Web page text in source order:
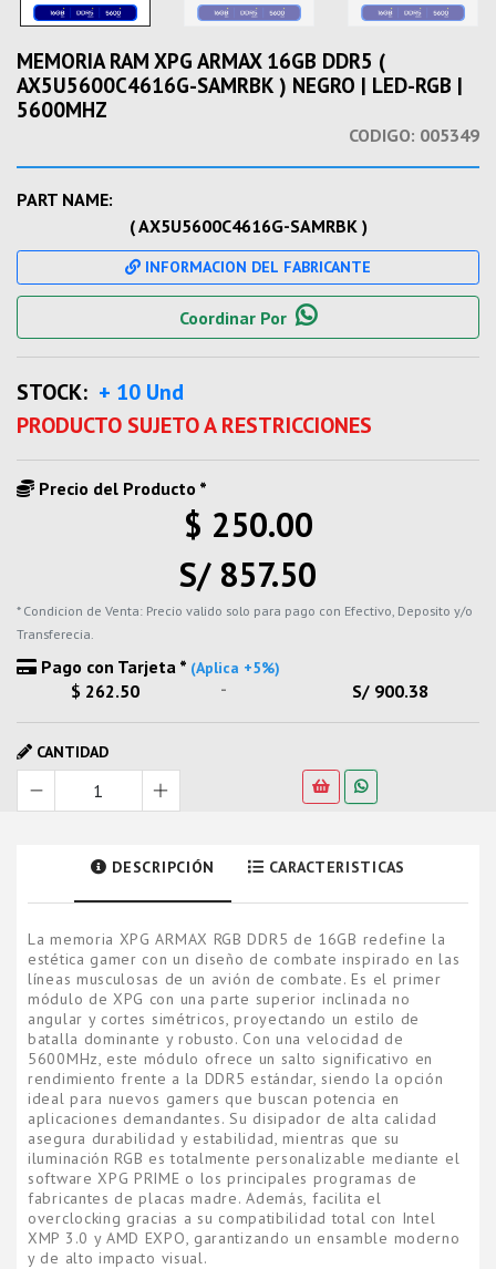
MEMORIA RAM XPG ARMAX 16GB DDR5 (
AX5U5600C4616G-SAMRBK ) NEGRO | LED-RGB |
5600MHZ
CODIGO: 005349
PART NAME:
( AX5U5600C4616G-SAMRBK )
INFORMACION DEL FABRICANTE
Coordinar Por
STOCK: + 10 Und
PRODUCTO SUJETO A RESTRICCIONES
Precio del Producto *
$ 250.00
S/ 857.50
* Condicion de Venta: Precio valido solo para pago con Efectivo, Deposito y/o
Transferecia.
Pago con Tarjeta * (Aplica +5%)
$ 262.50 - S/ 900.38
CANTIDAD
DESCRIPCIÓN CARACTERISTICAS
La memoria XPG ARMAX RGB DDR5 de 16GB redefine la
estética gamer con un diseño de combate inspirado en las
líneas musculosas de un avión de combate. Es el primer
módulo de XPG con una parte superior inclinada no
angular y cortes simétricos, proyectando un estilo de
batalla dominante y robusto. Con una velocidad de
5600MHz, este módulo ofrece un salto significativo en
rendimiento frente a la DDR5 estándar, siendo la opción
ideal para nuevos gamers que buscan potencia en
aplicaciones demandantes. Su disipador de alta calidad
asegura durabilidad y estabilidad, mientras que su
iluminación RGB es totalmente personalizable mediante el
software XPG PRIME o los principales programas de
fabricantes de placas madre. Además, facilita el
overclocking gracias a su compatibilidad total con Intel
XMP 3.0 y AMD EXPO, garantizando un ensamble moderno
y de alto impacto visual.